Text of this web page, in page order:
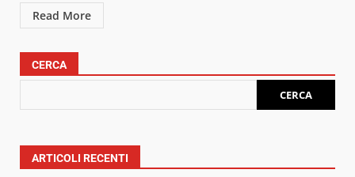
Read More
CERCA
CERCA
ARTICOLI RECENTI